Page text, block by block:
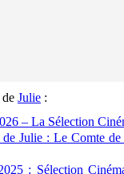
Julie :
– La Sélection
Julie : Le Comte
: Sélection